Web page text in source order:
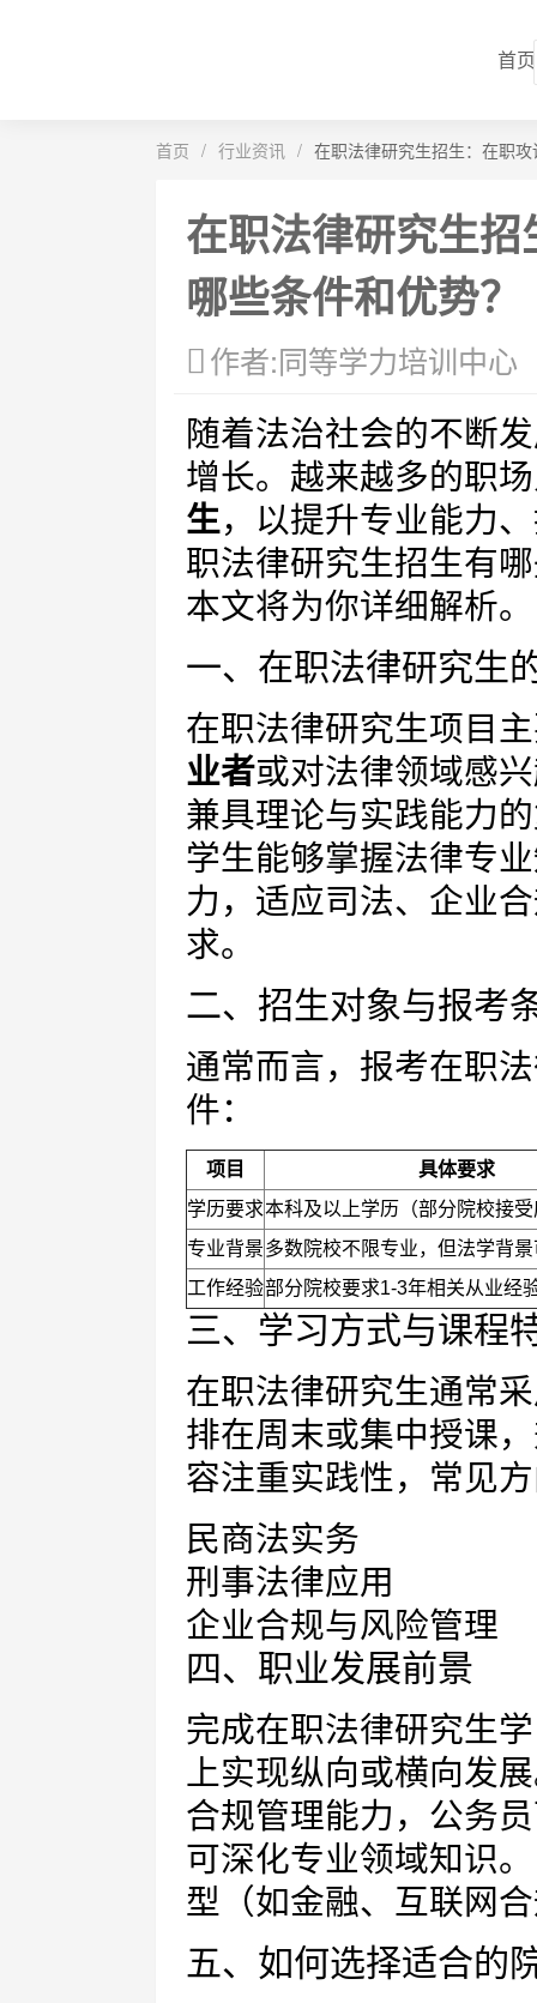
首页
首页 / 行业资讯 / 在职法律研究生招生：在职
在职法律研究生
哪些条件和优势？
作者:同等学力培训中心
随着法治社会的不断
增长。越来越多的职
生，以提升专业能力
职法律研究生招生有
本文将为你详细解析。
一、在职法律研究生
在职法律研究生项目
业者或对法律领域感
兼具理论与实践能力
学生能够掌握法律专
力，适应司法、企业
求。
二、招生对象与报考
通常而言，报考在职
件：
项目
具体要求
学历要求本科及以上学历（部分院校接
专业背景多数院校不限专业，但法学背
工作经验部分院校要求1-3年相关从业经
三、学习方式与课程
在职法律研究生通常
排在周末或集中授课
容注重实践性，常见
民商法实务
刑事法律应用
企业合规与风险管理
四、职业发展前景
完成在职法律研究生
上实现纵向或横向发
合规管理能力，公务
可深化专业领域知识
型（如金融、互联网
五、如何选择适合的